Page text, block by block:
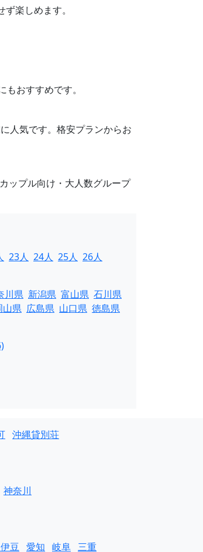
楽しめます。
おすすめです。
人気です。格安プランからお
ップル向け・大人数グループ
23人 24人 25人 26人
川県 新潟県 富山県 石川県
山県 広島県 山口県 徳島県
沖縄貸別荘
神奈川
豆 愛知 岐阜 三重